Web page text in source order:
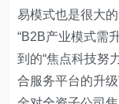
易模式也是很大
“B2B产业模式需
到的“焦点科技努
合服务平台的升